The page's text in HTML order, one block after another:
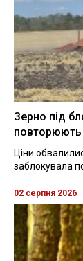
Зерно під
повторюють
Ціни
заблокувала
02 серпня 2026